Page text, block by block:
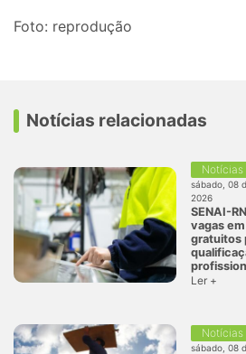
Foto: reprodução
Notícias relacionadas
Notícias
sábado, 08
2026
SENAI-
vagas
gratuitos
Ler +
Notícias
sábado, 08